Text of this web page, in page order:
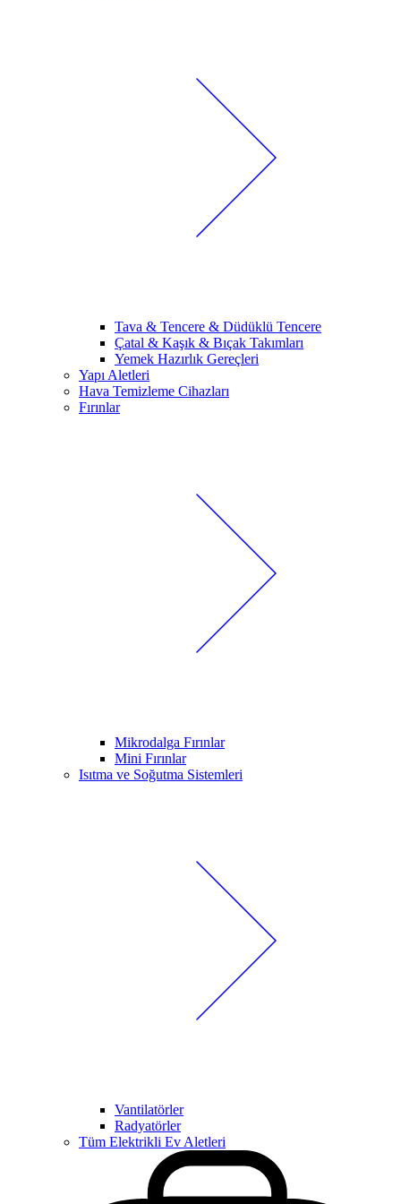
Tava & Tencere & Düdüklü Tencere
Çatal & Kaşık & Bıçak Takımları
Yemek Hazırlık Gereçleri
Yapı Aletleri
Hava Temizleme Cihazları
Fırınlar
Mikrodalga Fırınlar
Mini Fırınlar
Isıtma ve Soğutma Sistemleri
Vantilatörler
Radyatörler
Tüm Elektrikli Ev Aletleri